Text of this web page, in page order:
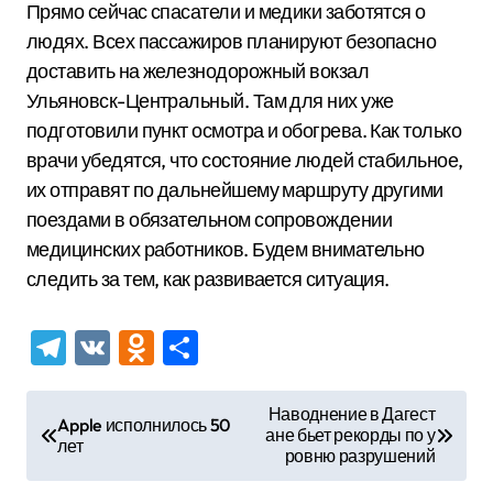
Прямо сейчас спасатели и медики заботятся о
людях. Всех пассажиров планируют безопасно
доставить на железнодорожный вокзал
Ульяновск-Центральный. Там для них уже
подготовили пункт осмотра и обогрева. Как только
врачи убедятся, что состояние людей стабильное,
их отправят по дальнейшему маршруту другими
поездами в обязательном сопровождении
медицинских работников. Будем внимательно
следить за тем, как развивается ситуация.
Telegram
VK Odnoklassniki
в
Apple исполнилось 50
лет
Наводнение в Дагест
ане бьет рекорды по у
ровню разрушений